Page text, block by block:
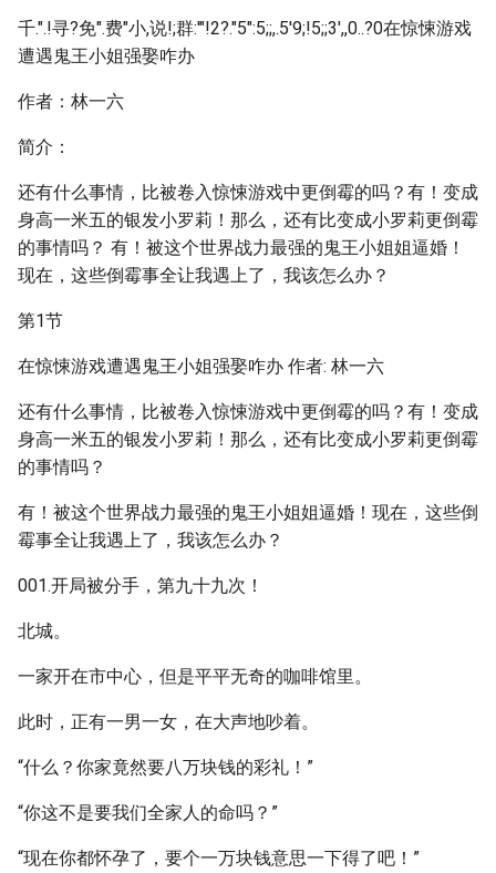
千.".!寻?免".费"小,说!;群:'"!2?."5":5;;,.5'9;!5;;3',,0..?0在惊悚游戏
遭遇鬼王小姐强娶咋办
作者：林一六
简介：
还有什么事情，比被卷入惊悚游戏中更倒霉的吗？有！变成
身高一米五的银发小罗莉！那么，还有比变成小罗莉更倒霉
的事情吗？ 有！被这个世界战力最强的鬼王小姐姐逼婚！
现在，这些倒霉事全让我遇上了，我该怎么办？
第1节
在惊悚游戏遭遇鬼王小姐强娶咋办 作者: 林一六
还有什么事情，比被卷入惊悚游戏中更倒霉的吗？有！变成
身高一米五的银发小罗莉！那么，还有比变成小罗莉更倒霉
的事情吗？
有！被这个世界战力最强的鬼王小姐姐逼婚！现在，这些倒
霉事全让我遇上了，我该怎么办？
001.开局被分手，第九十九次！
北城。
一家开在市中心，但是平平无奇的咖啡馆里。
此时，正有一男一女，在大声地吵着。
“什么？你家竟然要八万块钱的彩礼！”
“你这不是要我们全家人的命吗？”
“现在你都怀孕了，要个一万块钱意思一下得了吧！”